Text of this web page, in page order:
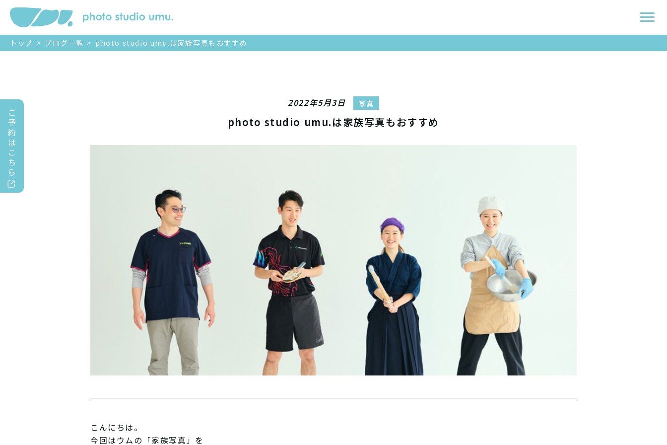
ご
予
約
は
こ
ち
ら
トップ > ブログ一覧 > photo studio umu.は家族写真もおすすめ
2022年5月3日 写真
photo studio umu.は家族写真もおすすめ
こんにちは。
今回はウムの「家族写真」を